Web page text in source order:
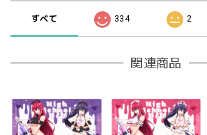
すべて 334 2
関連商品